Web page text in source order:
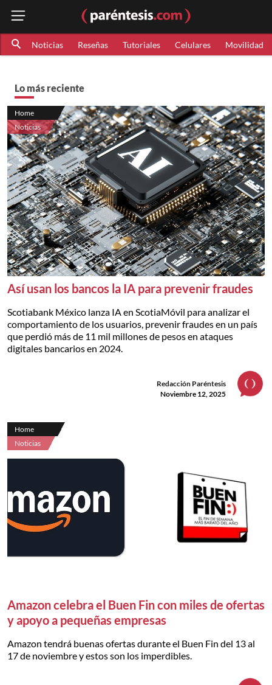
Noticias Reseñas Tutoriales Celulares Movilidad
Lo más reciente
Home
Noticias
Así usan los bancos la IA para prevenir fraudes
Scotiabank México lanza IA en ScotiaMóvil para analizar el
comportamiento de los usuarios, prevenir fraudes en un país
que perdió más de 11 mil millones de pesos en ataques
digitales bancarios en 2024.
Redacción Paréntesis
Noviembre 12, 2025
Home
Noticias
Amazon celebra el Buen Fin con miles de ofertas
y apoyo a pequeñas empresas
Amazon tendrá buenas ofertas durante el Buen Fin del 13 al
17 de noviembre y estos son los imperdibles.